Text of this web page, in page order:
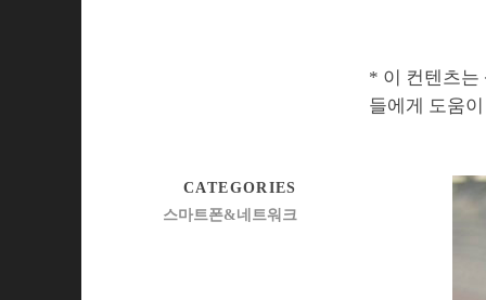
* 이 컨텐츠는
들에게 도움
CATEGORIES
스마트폰&네트워크